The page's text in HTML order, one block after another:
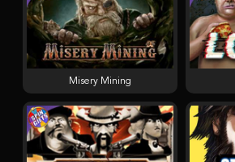
Misery Mining